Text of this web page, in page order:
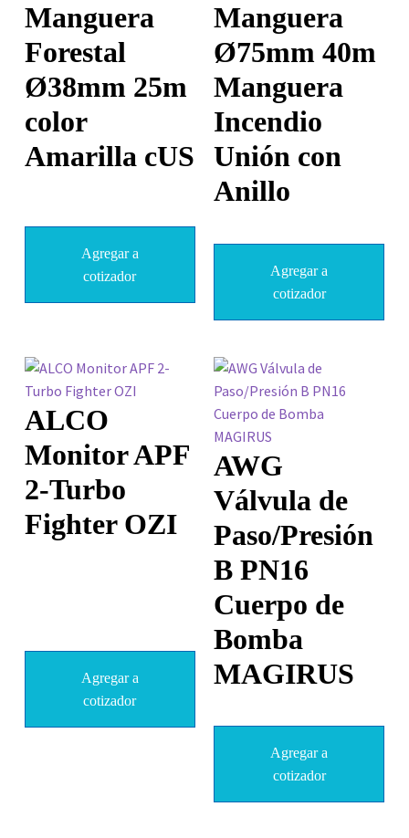
Manguera
Forestal
Ø38mm 25m
color
Amarilla cUS
Agregar a
cotizador
Manguera
Ø75mm 40m
Manguera
Incendio
Unión con
Anillo
Agregar a
cotizador
ALCO
Monitor APF
2-Turbo
Fighter OZI
Agregar a
cotizador
AWG
Válvula de
Paso/Presión
B PN16
Cuerpo de
Bomba
MAGIRUS
Agregar a
cotizador